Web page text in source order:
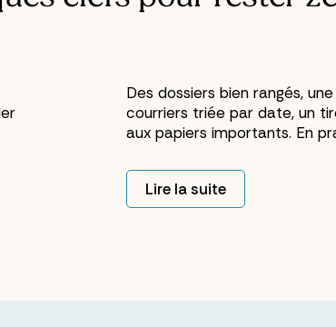
Des dossiers bien rangés,
courriers triée par date, un
aux papiers importants. En
organisés parce que leur
classeur a de l'ordre.
Lire la suite